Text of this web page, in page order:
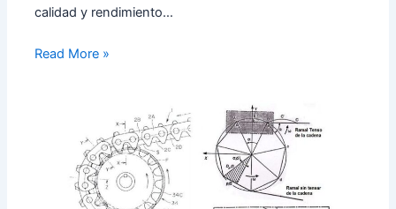
calidad y rendimiento…
Read More »